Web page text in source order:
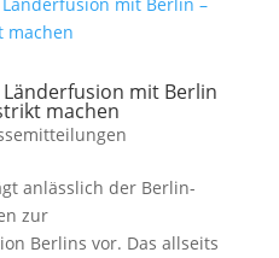
Länderfusion mit Berlin
machen
anlässlich der Berlin-
zur
Berlins vor. Das allseits